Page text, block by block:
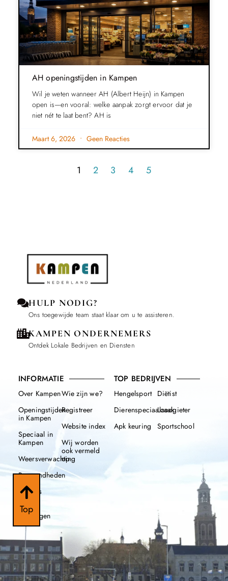
Top
AH openingstijden in Kampen
Wil je weten wanneer AH (Albert Heijn) in Kampen
open is—en vooral: welke aanpak zorgt ervoor dat je
niet nét te laat bent? AH is
Maart 6, 2026 Geen Reacties
1 2 3 4 5
HULP NODIG?
Ons toegewijde team staat klaar om u te assisteren.
KAMPEN ONDERNEMERS
Ontdek Lokale Bedrijven en Diensten
INFORMATIE
Over Kampen
Openingstijden
in Kampen
Speciaal in
Kampen
Weersverwachting
Beroemdheden
Nieuws
112
meldingen
Wie zijn we?
Registreer
Website index
Wij worden
ook vermeld
op
TOP BEDRIJVEN
Hengelsport
Dierenspeciaalzaak
Apk keuring
Diëtist
Loodgieter
Sportschool